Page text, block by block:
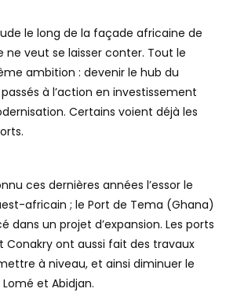
le long de la façade africaine de
ne veut se laisser conter. Tout le
ambition : devenir le hub du
à l’action en investissement
Certains voient déjà les
ces dernières années l’essor le
africain ; le Port de Tema (Ghana)
dans un projet d’expansion. Les ports
Conakry ont aussi fait des travaux
à niveau, et ainsi diminuer le
et Abidjan.